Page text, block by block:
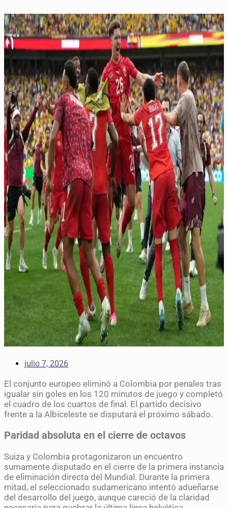
julio 7, 2026
El conjunto europeo eliminó a Colombia por penales tras
igualar sin goles en los 120 minutos de juego y completó
el cuadro de los cuartos de final. El partido decisivo
frente a la Albiceleste se disputará el próximo sábado.
Paridad absoluta en el cierre de octavos
Suiza y Colombia protagonizaron un encuentro
sumamente disputado en el cierre de la primera instancia
de eliminación directa del Mundial. Durante la primera
mitad, el seleccionado sudamericano intentó adueñarse
del desarrollo del juego, aunque careció de la claridad